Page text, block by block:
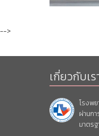
-->
เกี่ยวกับเร
โรงพย
ผ่านก
มาตร